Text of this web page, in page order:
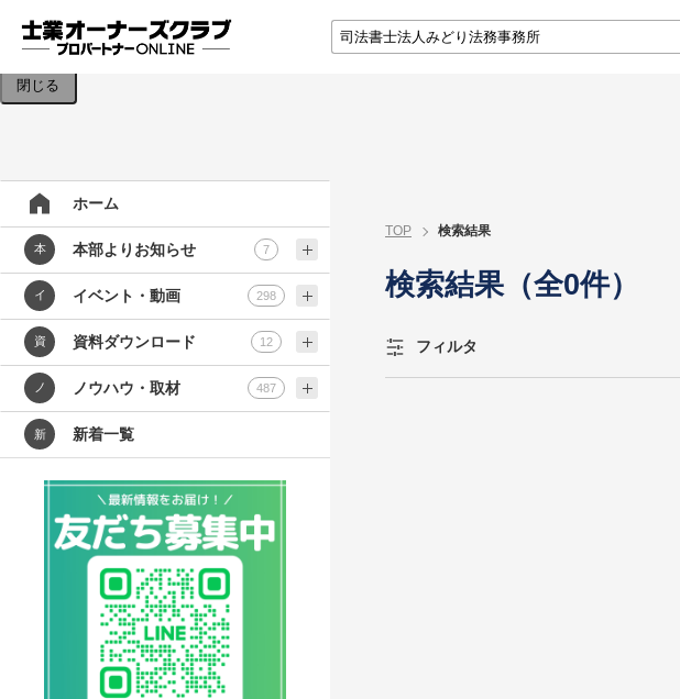
検索条件を入力してください。
閉じる
ホーム
本 本部よりお知らせ 7
イ イベント・動画 298
資 資料ダウンロード 12
ノ ノウハウ・取材 487
新 新着一覧
TOP 検索結果
検索結果（全0件）
フィルタ